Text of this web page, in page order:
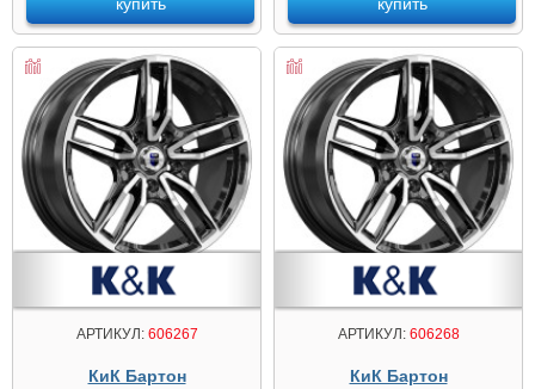
АРТИКУЛ:606267
КиК Бартон
АРТИКУЛ:606268
КиК Бартон